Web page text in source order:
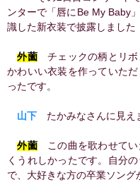
ンターで「唇にBe My Baby
識した新衣装で披露しました
外薗チェックの柄とリボ
かわいい衣装を作っていた
ったです。
山下 たかみなさんに見え
外薗この曲を歌わせてい
くうれしかったです。自分
で、大好きな方の卒業ソング